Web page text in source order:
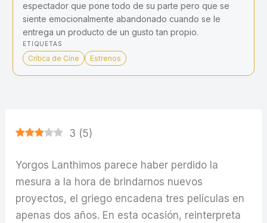
espectador que pone todo de su parte pero que se
siente emocionalmente abandonado cuando se le
entrega un producto de un gusto tan propio.
ETIQUETAS
Crítica de Cine Estrenos
3 (5)
Yorgos Lanthimos parece haber perdido la
mesura a la hora de brindarnos nuevos
proyectos, el griego encadena tres películas en
apenas dos años. En esta ocasión, reinterpreta